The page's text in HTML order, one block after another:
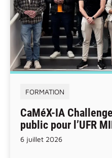
FORMATION
CaMéX-IA
public pour l’UFR
6 juillet 2026